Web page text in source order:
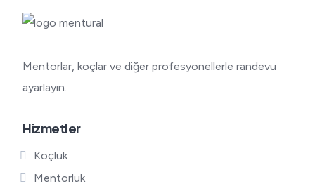
Mentorlar, koçlar ve diğer profesyonellerle randevu
ayarlayın.
Hizmetler
Koçluk
Mentorluk